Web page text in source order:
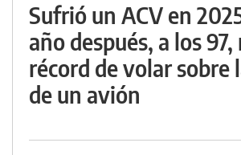
Sufrió un ACV en
año después, a los
récord de volar sobre
de un avión